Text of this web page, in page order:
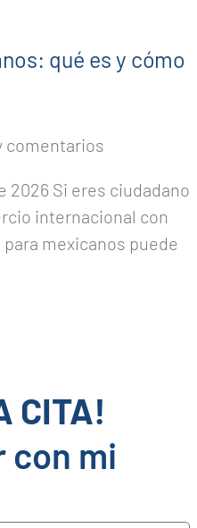
qué es y cómo
comentarios
2026 Si eres ciudadano
internacional con
para mexicanos puede
CITA!
con mi